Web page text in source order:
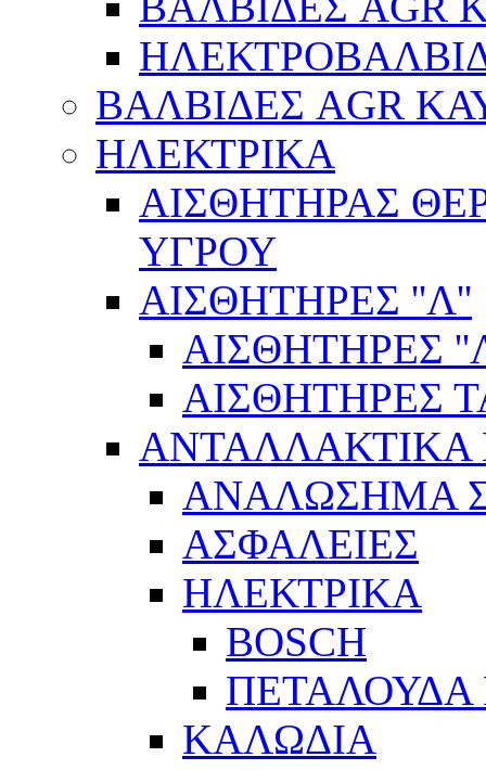
ΒΑΛΒΙΔΕΣ AGR
ΗΛΕΚΤΡΙΚΑ
ΑΙΣΘΗΤΗΡΑΣ
ΥΓΡΟΥ
ΑΙΣΘΗΤΗΡΕΣ ''Λ''
ΑΙΣΘΗΤΗΡEΣ
ΑΙΣΘΗΤΗΡEΣ
ΑΝΤΑΛΛΑΚΤΙΚΑ
ΑΝΑΛΩΣΗΜΑ
ΑΣΦΑΛΕΙΕΣ
ΗΛΕΚΤΡΙΚΑ
BOSCH
ΠΕΤΑΛΟΥΔΑ
ΚΑΛΩΔΙΑ